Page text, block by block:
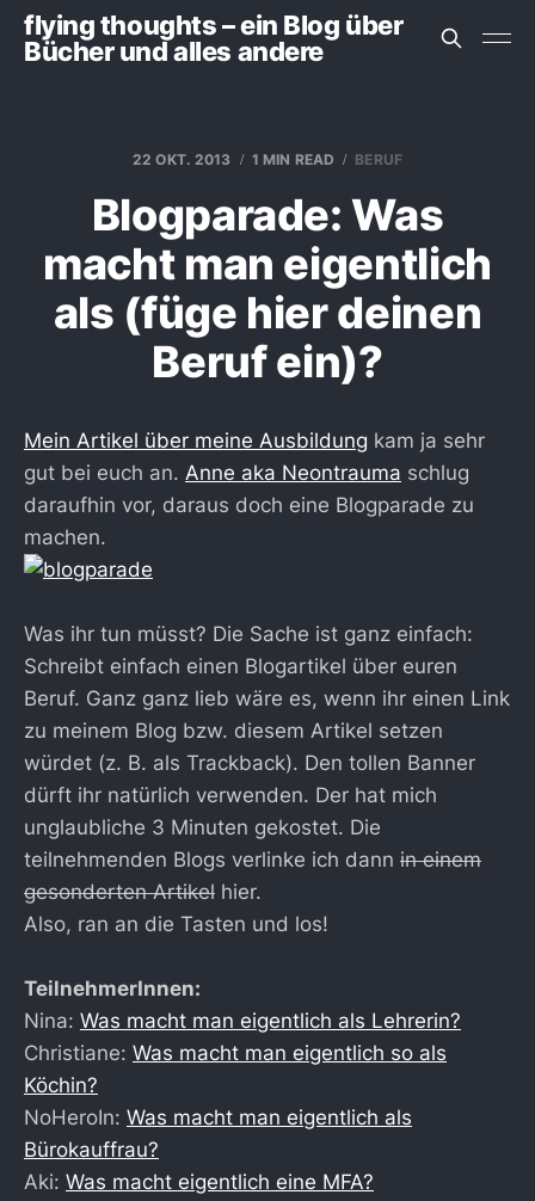
flying thoughts – ein Blog über
Bücher und alles andere
22 OKT. 2013 1 MIN READ BERUF
Blogparade: Was
macht man eigentlich
als (füge hier deinen
Beruf ein)?
Mein Artikel über meine Ausbildung kam ja sehr
gut bei euch an. Anne aka Neontrauma schlug
daraufhin vor, daraus doch eine Blogparade zu
machen.
Was ihr tun müsst? Die Sache ist ganz einfach:
Schreibt einfach einen Blogartikel über euren
Beruf. Ganz ganz lieb wäre es, wenn ihr einen Link
zu meinem Blog bzw. diesem Artikel setzen
würdet (z. B. als Trackback). Den tollen Banner
dürft ihr natürlich verwenden. Der hat mich
unglaubliche 3 Minuten gekostet. Die
teilnehmenden Blogs verlinke ich dann in einem
gesonderten Artikel hier.
Also, ran an die Tasten und los!
TeilnehmerInnen:
Nina: Was macht man eigentlich als Lehrerin?
Christiane: Was macht man eigentlich so als
Köchin?
NoHeroIn: Was macht man eigentlich als
Bürokauffrau?
Aki: Was macht eigentlich eine MFA?